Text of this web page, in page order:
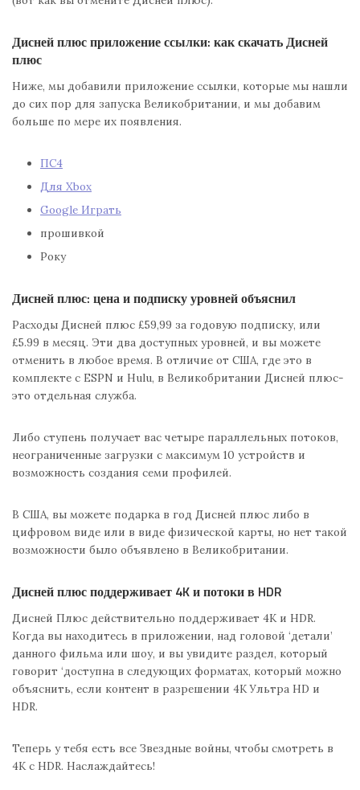
Дисней плюс приложение ссылки: как скачать Дисней
плюс
Ниже, мы добавили приложение ссылки, которые мы нашли
до сих пор для запуска Великобритании, и мы добавим
больше по мере их появления.
ПС4
Для Xbox
Google Играть
прошивкой
Року
Дисней плюс: цена и подписку уровней объяснил
Расходы Дисней плюс £59,99 за годовую подписку, или
£5.99 в месяц. Эти два доступных уровней, и вы можете
отменить в любое время. В отличие от США, где это в
комплекте с ESPN и Hulu, в Великобритании Дисней плюс-
это отдельная служба.
Либо ступень получает вас четыре параллельных потоков,
неограниченные загрузки с максимум 10 устройств и
возможность создания семи профилей.
В США, вы можете подарка в год Дисней плюс либо в
цифровом виде или в виде физической карты, но нет такой
возможности было объявлено в Великобритании.
Дисней плюс поддерживает 4K и потоки в HDR
Дисней Плюс действительно поддерживает 4K и HDR.
Когда вы находитесь в приложении, над головой ‘детали’
данного фильма или шоу, и вы увидите раздел, который
говорит ‘доступна в следующих форматах, который можно
объяснить, если контент в разрешении 4K Ультра HD и
HDR.
Теперь у тебя есть все Звездные войны, чтобы смотреть в
4К с HDR. Наслаждайтесь!